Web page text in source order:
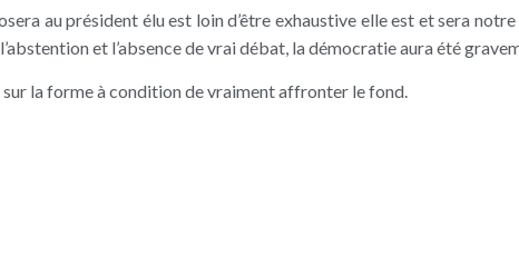
au président élu est loin d’être exhaustive elle est et sera
et l’absence de vrai débat, la démocratie aura été
sur la forme à condition de vraiment affronter le fond.